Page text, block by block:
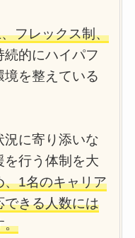
フレックス制、
続的にハイパフ
境を整えている
に寄り添いな
を行う体制を大
、1名のキャリア
できる人数には
。